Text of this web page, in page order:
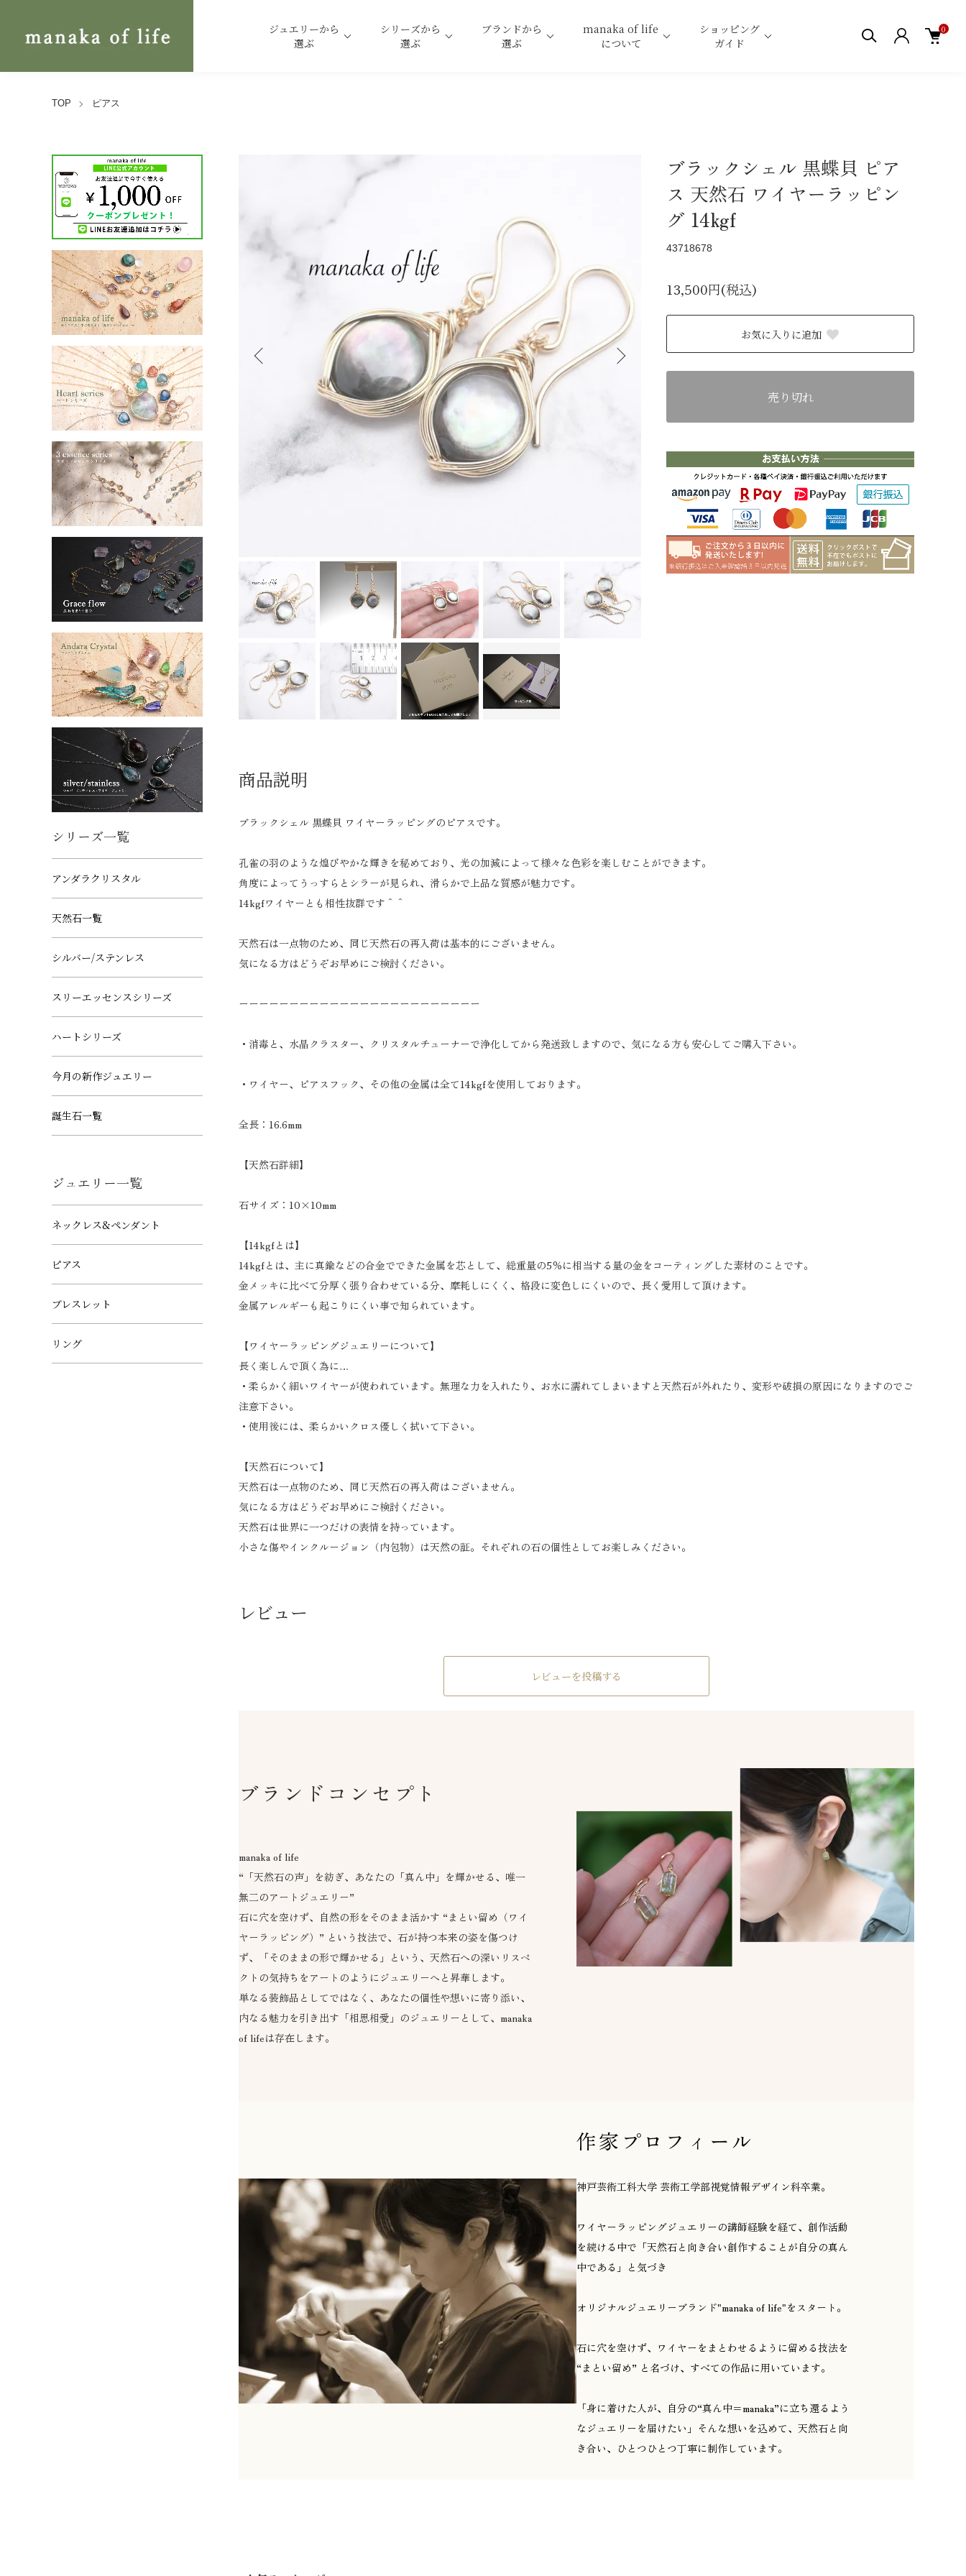
ジュエリーから
選ぶ
シリーズから
選ぶ
ブランドから
選ぶ
manaka of life
について
ショッピング
ガイド
0
TOP ピアス
ブラックシェル 黒蝶貝 ピア
ス 天然石 ワイヤーラッピン
グ 14kgf
43718678
13,500円(税込)
お気に入りに追加
売り切れ
商品説明
ブラックシェル 黒蝶貝 ワイヤーラッピングのピアスです。
孔雀の羽のような煌びやかな輝きを秘めており、光の加減によって様々な色彩を楽しむことができます。
角度によってうっすらとシラーが見られ、滑らかで上品な質感が魅力です。
14kgfワイヤーとも相性抜群です＾＾
天然石は一点物のため、同じ天然石の再入荷は基本的にございません。
気になる方はどうぞお早めにご検討ください。
ーーーーーーーーーーーーーーーーーーーーーーーー
・消毒と、水晶クラスター、クリスタルチューナーで浄化してから発送致しますので、気になる方も安心してご購入下さい。
・ワイヤー、ピアスフック、その他の金属は全て14kgfを使用しております。
全長：16.6mm
【天然石詳細】
石サイズ：10×10mm
【14kgfとは】
14kgfとは、主に真鍮などの合金でできた金属を芯として、総重量の5％に相当する量の金をコーティングした素材のことです。
金メッキに比べて分厚く張り合わせている分、摩耗しにくく、格段に変色しにくいので、長く愛用して頂けます。
金属アレルギーも起こりにくい事で知られています。
【ワイヤーラッピングジュエリーについて】
長く楽しんで頂く為に…
・柔らかく細いワイヤーが使われています。無理な力を入れたり、お水に濡れてしまいますと天然石が外れたり、変形や破損の原因になりますのでご
注意下さい。
・使用後には、柔らかいクロス優しく拭いて下さい。
【天然石について】
天然石は一点物のため、同じ天然石の再入荷はございません。
気になる方はどうぞお早めにご検討ください。
天然石は世界に一つだけの表情を持っています。
小さな傷やインクルージョン（内包物）は天然の証。それぞれの石の個性としてお楽しみください。
レビュー
レビューを投稿する
ブランドコンセプト
manaka of life
“「天然石の声」を紡ぎ、あなたの「真ん中」を輝かせる、唯一
無二のアートジュエリー”
石に穴を空けず、自然の形をそのまま活かす “まとい留め（ワイ
ヤーラッピング）” という技法で、石が持つ本来の姿を傷つけ
ず、「そのままの形で輝かせる」という、天然石への深いリスペ
クトの気持ちをアートのようにジュエリーへと昇華します。
単なる装飾品としてではなく、あなたの個性や想いに寄り添い、
内なる魅力を引き出す「相思相愛」のジュエリーとして、manaka
of lifeは存在します。
作家プロフィール
神戸芸術工科大学 芸術工学部視覚情報デザイン科卒業。
ワイヤーラッピングジュエリーの講師経験を経て、創作活動
を続ける中で「天然石と向き合い創作することが自分の真ん
中である」と気づき
オリジナルジュエリーブランド"manaka of life"をスタート。
石に穴を空けず、ワイヤーをまとわせるように留める技法を
“まとい留め” と名づけ、すべての作品に用いています。
「身に着けた人が、自分の“真ん中＝manaka”に立ち還るよう
なジュエリーを届けたい」そんな想いを込めて、天然石と向
き合い、ひとつひとつ丁寧に制作しています。
シリーズ一覧
アンダラクリスタル
天然石一覧
シルバー/ステンレス
スリーエッセンスシリーズ
ハートシリーズ
今月の新作ジュエリー
誕生石一覧
ジュエリー一覧
ネックレス&ペンダント
ピアス
ブレスレット
リング